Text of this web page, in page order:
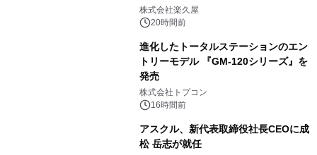
メニューを提供
株式会社楽久屋
20時間前
進化したトータルステーションのエン
トリーモデル 『GM-120シリーズ』を
発売
株式会社トプコン
16時間前
アスクル、新代表取締役社長CEOに成
松 岳志が就任